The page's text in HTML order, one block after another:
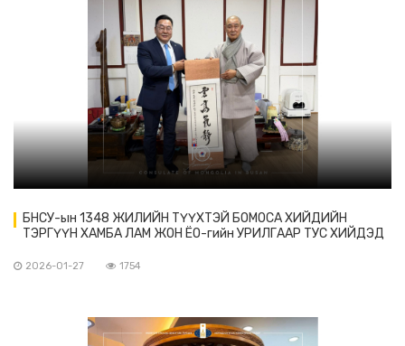
БНСУ-ын 1348 ЖИЛИЙН ТҮҮХТЭЙ БОМОСА ХИЙДИЙН
ТЭРГҮҮН ХАМБА ЛАМ ЖОН ЁО-гийн УРИЛГААР ТУС ХИЙДЭД
2026-01-27 1754